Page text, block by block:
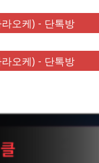
오케) - 단톡방
오케) - 단톡방